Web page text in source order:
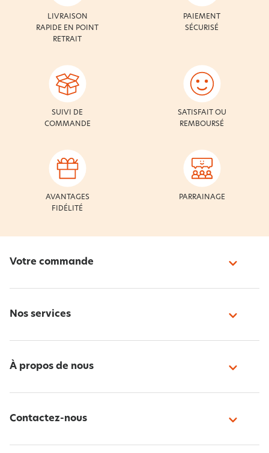
LIVRAISON
RAPIDE EN POINT
RETRAIT
PAIEMENT
SÉCURISÉ
SUIVI DE
COMMANDE
SATISFAIT OU
REMBOURSÉ
AVANTAGES
FIDÉLITÉ
PARRAINAGE
Votre commande
Nos services
À propos de nous
Contactez-nous